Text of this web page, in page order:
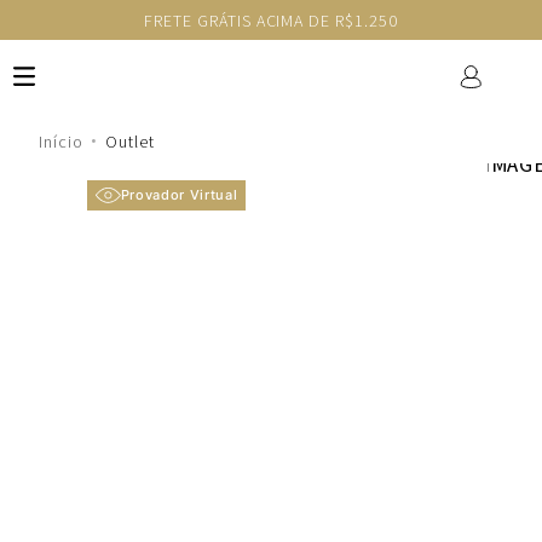
FRETE GRÁTIS ACIMA DE R$1.250
Outlet
Provador Virtual